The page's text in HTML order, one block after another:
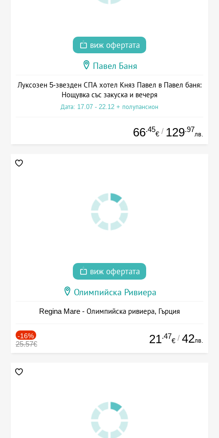
виж офертата
Павел Баня
Луксозен 5-звезден СПА хотел Княз Павел в Павел баня:
Нощувка със закуска и вечеря
Дата: 17.07 - 22.12 + полупансион
66.45
€ / 129.97
лв.
виж офертата
Олимпийска Ривиера
Regina Mare - Олимпийска ривиера, Гърция
-16%
25.57€ 21.47
€ / 42лв.